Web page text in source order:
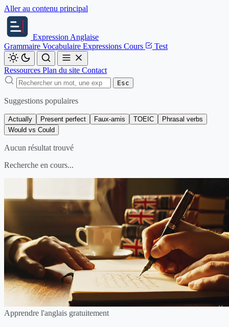
Aller au contenu principal
Expression Anglaise
Grammaire Vocabulaire Expressions Cours Test
Ressources Plan du site Contact
Esc
Suggestions populaires
Actually Present perfect Faux-amis TOEIC
Phrasal verbs
Would vs Could
Aucun résultat trouvé
Recherche en cours...
Apprendre l'anglais gratuitement